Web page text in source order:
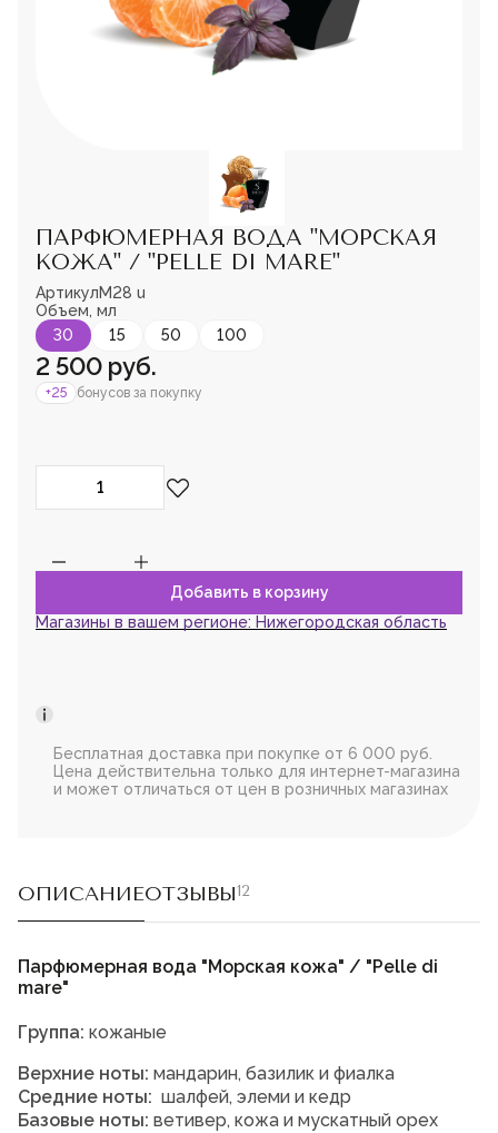
+7-987-089-69-00
8 (800) 600-94-04
Заказать звонок
ПАРФЮМЕРНАЯ ВОДА "МОРСКАЯ
КОЖА" / "PELLE DI MARE"
АртикулM28 u
Объем, мл
30
15 50 100
2 500 руб.
+25 бонусов за покупку
зарегистрируйтесь,
Магазины в вашем регионе: Нижегородская область
Бесплатная доставка при покупке от 6 000 руб.
Цена действительна только для интернет-магазина
и может отличаться от цен в розничных магазинах
ОПИСАНИЕОТЗЫВЫ12
Парфюмерная вода "Морская кожа" / "Pelle di
mare"
Группа: кожаные
Верхние ноты: мандарин, базилик и фиалка
Средние ноты: шалфей, элеми и кедр
Базовые ноты: ветивер, кожа и мускатный орех